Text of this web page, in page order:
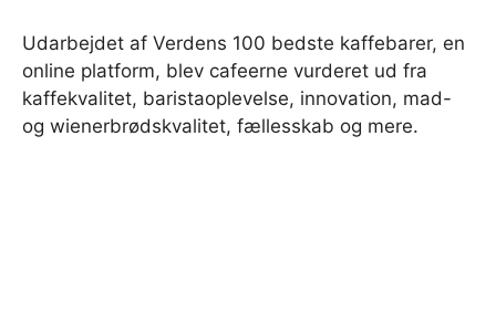
Udarbejdet af Verdens 100 bedste kaffebarer, en
online platform, blev cafeerne vurderet ud fra
kaffekvalitet, baristaoplevelse, innovation, mad-
og wienerbrødskvalitet, fællesskab og mere.